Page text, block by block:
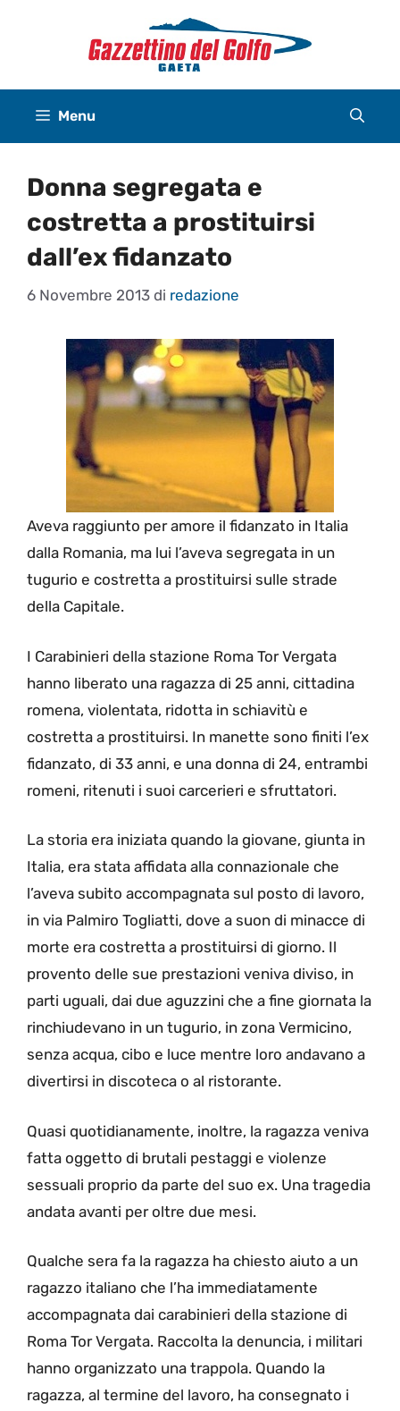
Menu
Donna segregata e
costretta a prostituirsi
dall’ex fidanzato
6 Novembre 2013 di redazione
Aveva raggiunto per amore il fidanzato in Italia
dalla Romania, ma lui l’aveva segregata in un
tugurio e costretta a prostituirsi sulle strade
della Capitale.
I Carabinieri della stazione Roma Tor Vergata
hanno liberato una ragazza di 25 anni, cittadina
romena, violentata, ridotta in schiavitù e
costretta a prostituirsi. In manette sono finiti l’ex
fidanzato, di 33 anni, e una donna di 24, entrambi
romeni, ritenuti i suoi carcerieri e sfruttatori.
La storia era iniziata quando la giovane, giunta in
Italia, era stata affidata alla connazionale che
l’aveva subito accompagnata sul posto di lavoro,
in via Palmiro Togliatti, dove a suon di minacce di
morte era costretta a prostituirsi di giorno. Il
provento delle sue prestazioni veniva diviso, in
parti uguali, dai due aguzzini che a fine giornata la
rinchiudevano in un tugurio, in zona Vermicino,
senza acqua, cibo e luce mentre loro andavano a
divertirsi in discoteca o al ristorante.
Quasi quotidianamente, inoltre, la ragazza veniva
fatta oggetto di brutali pestaggi e violenze
sessuali proprio da parte del suo ex. Una tragedia
andata avanti per oltre due mesi.
Qualche sera fa la ragazza ha chiesto aiuto a un
ragazzo italiano che l’ha immediatamente
accompagnata dai carabinieri della stazione di
Roma Tor Vergata. Raccolta la denuncia, i militari
hanno organizzato una trappola. Quando la
ragazza, al termine del lavoro, ha consegnato i